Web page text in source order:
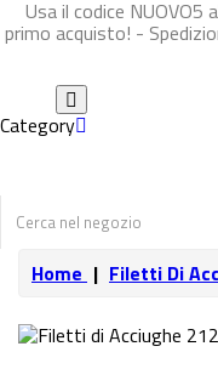
Usa il codice
primo acquisto! -
Category
Home Filetti Di